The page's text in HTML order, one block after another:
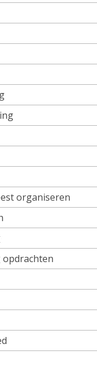
organiseren